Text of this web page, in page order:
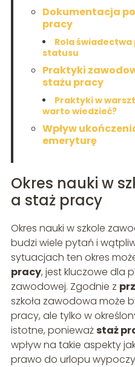
Dokumentacja
pracy
Rola
statusu
Praktyki
stażu pracy
Praktyki w
warto wiedzieć?
Wpływ
emeryturę
Okres nauki w
a staż pracy
Okres nauki w szkole
budzi wiele pytań i
sytuacjach ten okres
pracy, jest kluczowe dla
zawodowej. Zgodnie z
szkoła zawodowa może
pracy, ale tylko w
istotne, ponieważstaż
wpływ na takie aspekty
prawo do urlopu